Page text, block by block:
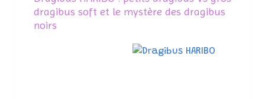
dragibus soft et le mystère des dragibus
noirs